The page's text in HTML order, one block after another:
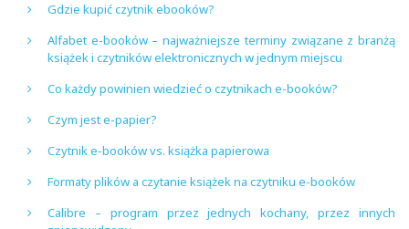
Gdzie kupić czytnik ebooków?
Alfabet e-booków – najważniejsze terminy związane z branżą
książek i czytników elektronicznych w jednym miejscu
Co każdy powinien wiedzieć o czytnikach e-booków?
Czym jest e-papier?
Czytnik e-booków vs. książka papierowa
Formaty plików a czytanie książek na czytniku e-booków
Calibre – program przez jednych kochany, przez innych